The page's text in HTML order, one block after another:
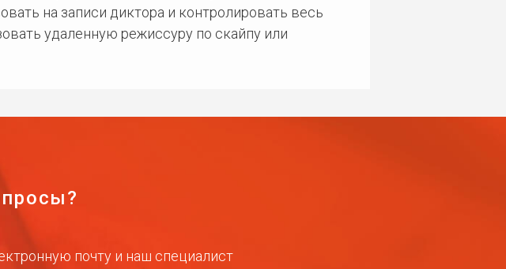
на записи диктора и контролировать весь
удаленную режиссуру по скайпу или
почту и наш специалист